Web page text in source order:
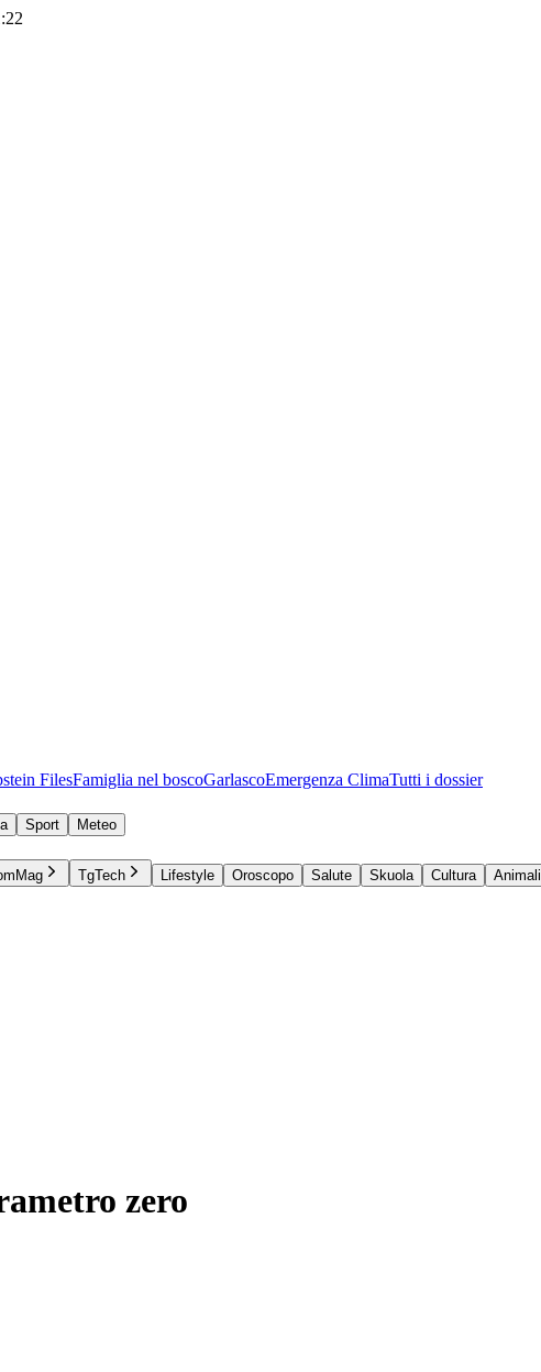
FilesFamiglia nel boscoGarlascoEmergenza ClimaTutti i dossier
Sport
Meteo
TgTech Lifestyle Oroscopo Salute Skuola Cultura Animali
zero